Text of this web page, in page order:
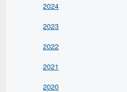
2024
2023
2022
2021
2020